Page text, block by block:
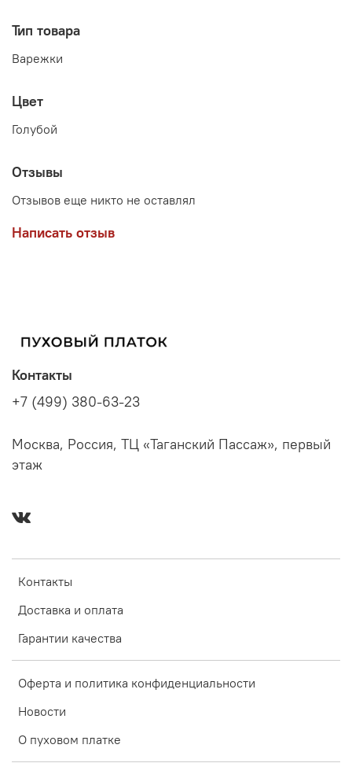
Тип товара
Варежки
Цвет
Голубой
Отзывы
Отзывов еще никто не оставлял
Написать отзыв
Контакты
Доставка и оплата
Гарантии качества
Оферта и политика конфиденциальности
Новости
О пуховом платке
Контакты
+7 (499) 380-63-23
Москва, Россия, ТЦ «Таганский Пассаж», первый
этаж